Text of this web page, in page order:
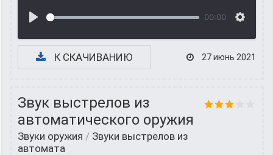
00:00
К СКАЧИВАНИЮ 27 июнь 2021
Звук выстрелов из
автоматического оружия
Звуки оружия / Звуки выстрелов из
автомата